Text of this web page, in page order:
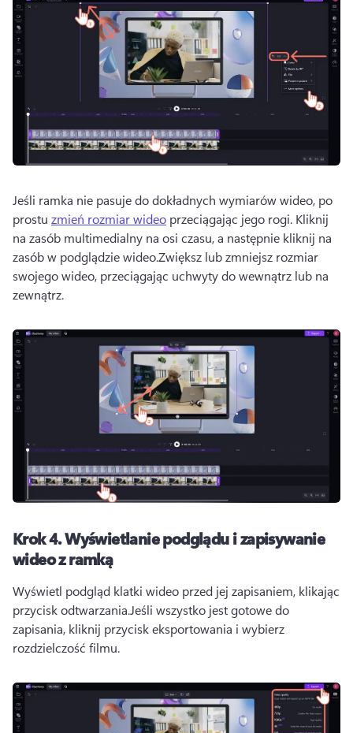
Jeśli ramka nie pasuje do dokładnych wymiarów wideo, po
prostu zmień rozmiar wideo przeciągając jego rogi. Kliknij
na zasób multimedialny na osi czasu, a następnie kliknij na
zasób w podglądzie wideo.Zwiększ lub zmniejsz rozmiar
swojego wideo, przeciągając uchwyty do wewnątrz lub na
zewnątrz.
Krok 4.Wyświetlanie podglądu i zapisywanie
wideo z ramką
Wyświetl podgląd klatki wideo przed jej zapisaniem, klikając
przycisk odtwarzania.Jeśli wszystko jest gotowe do
zapisania, kliknij przycisk eksportowania i wybierz
rozdzielczość filmu.